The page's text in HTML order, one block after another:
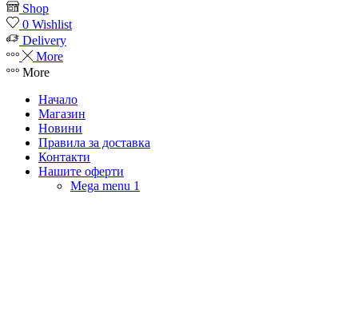
Shop
0 Wishlist
Delivery
More
More
Начало
Магазин
Новини
Правила за доставка
Контакти
Нашите оферти
Mega menu 1